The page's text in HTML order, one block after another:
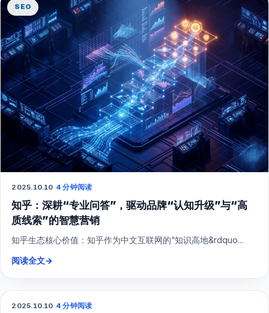
SEO
2025.10.10·4 分钟阅读
知乎：深耕“专业问答”，驱动品牌“认知升级”与“高
质线索”的智慧营销
知乎生态核心价值：知乎作为中文互联网的“知识高地&rdquo...
阅读全文→
小红书
2025.10.10·4 分钟阅读